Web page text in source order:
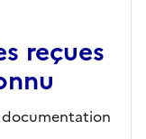
reçues